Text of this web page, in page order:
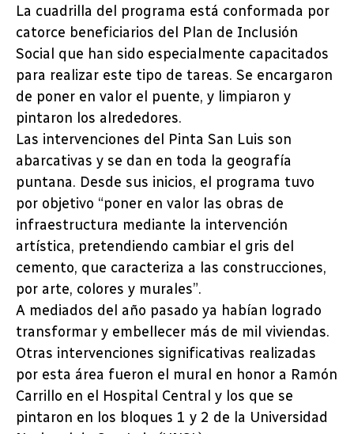
La cuadrilla del programa está conformada por
catorce beneficiarios del Plan de Inclusión
Social que han sido especialmente capacitados
para realizar este tipo de tareas. Se encargaron
de poner en valor el puente, y limpiaron y
pintaron los alrededores.
Las intervenciones del Pinta San Luis son
abarcativas y se dan en toda la geografía
puntana. Desde sus inicios, el programa tuvo
por objetivo “poner en valor las obras de
infraestructura mediante la intervención
artística, pretendiendo cambiar el gris del
cemento, que caracteriza a las construcciones,
por arte, colores y murales”.
A mediados del año pasado ya habían logrado
transformar y embellecer más de mil viviendas.
Otras intervenciones significativas realizadas
por esta área fueron el mural en honor a Ramón
Carrillo en el Hospital Central y los que se
pintaron en los bloques 1 y 2 de la Universidad